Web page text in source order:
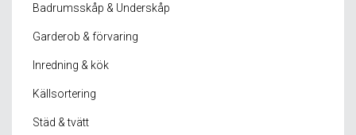
Badrumsskåp & Underskåp
Garderob & förvaring
Inredning & kök
Källsortering
Städ & tvätt